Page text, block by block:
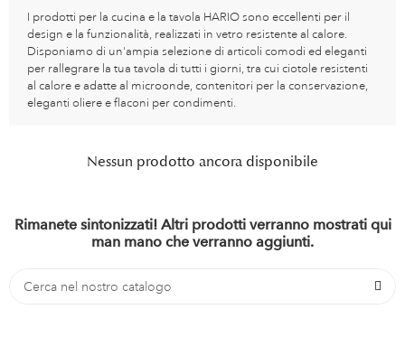
I prodotti per la cucina e la tavola HARIO sono eccellenti per il
design e la funzionalità, realizzati in vetro resistente al calore.
Disponiamo di un'ampia selezione di articoli comodi ed eleganti
per rallegrare la tua tavola di tutti i giorni, tra cui ciotole resistenti
al calore e adatte al microonde, contenitori per la conservazione,
eleganti oliere e flaconi per condimenti.
Nessun prodotto ancora disponibile
Rimanete sintonizzati! Altri prodotti verranno mostrati qui
man mano che verranno aggiunti.